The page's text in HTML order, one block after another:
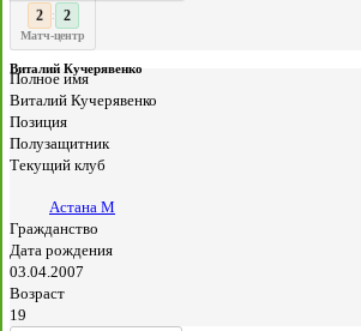
3
:
Матч-центр
Виталий Кучерявенко
Полное имя
Виталий Кучерявенко
Позиция
Полузащитник
Текущий клуб
Астана М
Гражданство
Дата рождения
03.04.2007
Возраст
19